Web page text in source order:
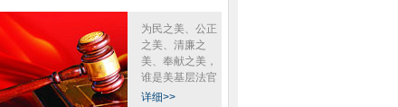
为民之美、公正
之美、清廉之
美、奉献之美，
谁是美基层法官
详细>>